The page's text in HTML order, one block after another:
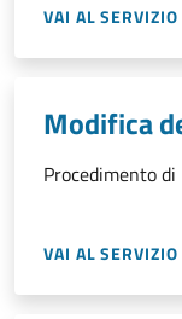
VAI AL SERVIZIO
Modifica
Procedimento
VAI AL SERVIZIO